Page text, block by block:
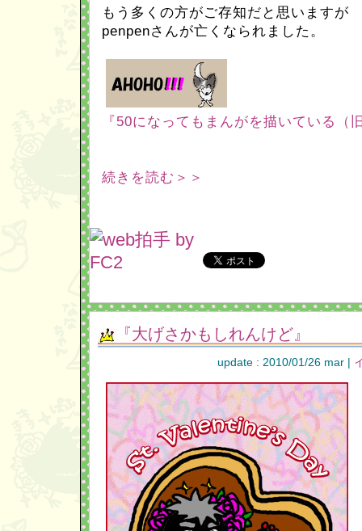
もう多くの方がご存知だと思いますが
penpenさんが亡くなられました。
『50になってもまんがを描いている（
続きを読む＞＞
『大げさかもしれんけど』
update : 2010/01/26 mar |